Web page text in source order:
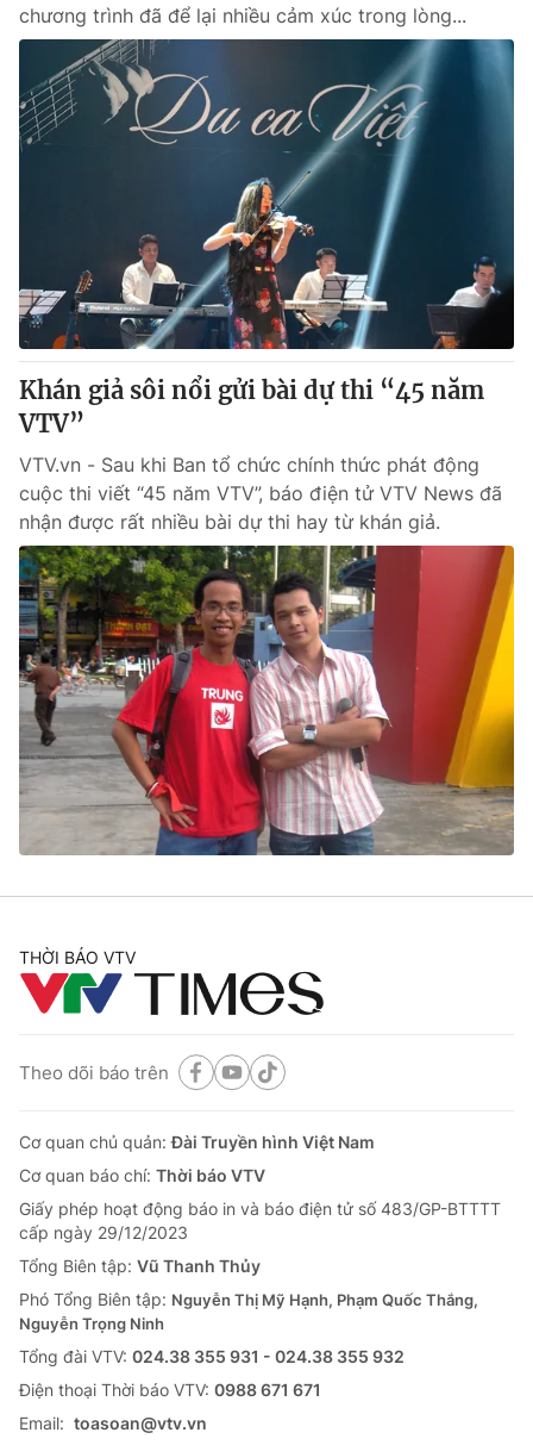
chương trình đã để lại nhiều cảm xúc trong lòng...
Khán giả sôi nổi gửi bài dự thi “45 năm
VTV”
VTV.vn - Sau khi Ban tổ chức chính thức phát động
cuộc thi viết “45 năm VTV”, báo điện tử VTV News đã
nhận được rất nhiều bài dự thi hay từ khán giả.
THỜI BÁO VTV
Theo dõi báo trên
Cơ quan chủ quản:Đài Truyền hình Việt Nam
Cơ quan báo chí: Thời báo VTV
Giấy phép hoạt động báo in và báo điện tử số 483/GP-BTTTT
cấp ngày 29/12/2023
Tổng Biên tập: Vũ Thanh Thủy
Phó Tổng Biên tập: Nguyễn Thị Mỹ Hạnh, Phạm Quốc Thắng,
Nguyễn Trọng Ninh
Tổng đài VTV: 024.38 355 931 - 024.38 355 932
Ðiện thoại Thời báo VTV: 0988 671 671
Email: toasoan@vtv.vn